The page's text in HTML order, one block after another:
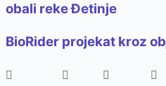
obali reke Đetinje
BioRider projekat kroz